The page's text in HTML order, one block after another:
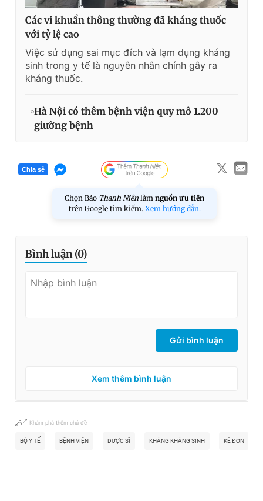
Các vi khuẩn thông thường đã kháng thuốc
với tỷ lệ cao
Việc sử dụng sai mục đích và lạm dụng kháng
sinh trong y tế là nguyên nhân chính gây ra
kháng thuốc.
Hà Nội có thêm bệnh viện quy mô 1.200
giường bệnh
Chia sẻ
Chọn Báo Thanh Niên làm nguồn ưu tiên
trên Google tìm kiếm. Xem hướng dẫn.
Bình luận (0)
Gửi bình luận
Xem thêm bình luận
Khám phá thêm chủ đề
BỘ Y TẾ BỆNH VIỆN DƯỢC SĨ KHÁNG KHÁNG SINH KÊ ĐƠN